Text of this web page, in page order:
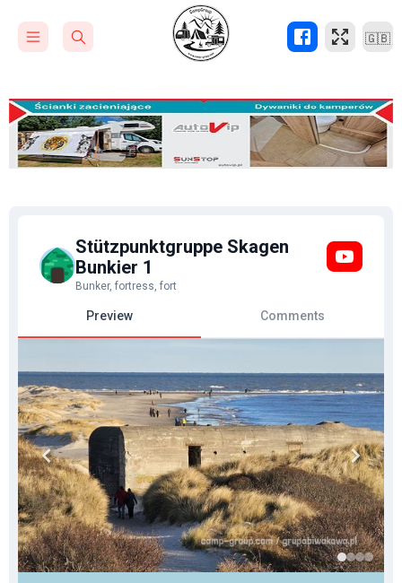
🇬🇧
Stützpunktgruppe Skagen
Bunkier 1
Bunker, fortress, fort
Preview Comments